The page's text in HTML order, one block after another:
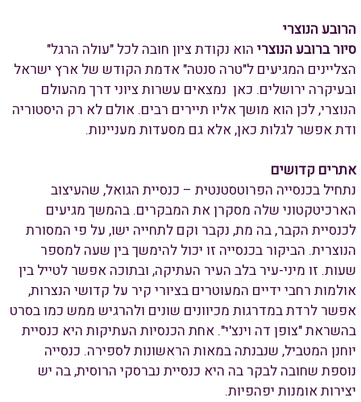
הרובע הנוצרי
סיור ברובע הנוצרי הוא נקודת ציון חובה לכל "עולה הרגל"
הצליינים המגיעים ל"טרה סנטה" אדמת הקודש של ארץ ישראל
ובעיקרה ירושלים. כאן נמצאים עשרות ציוני דרך מהעולם
הנוצרי, לכן הוא מושך אליו תיירים רבים. אולם לא רק היסטוריה
ודת אפשר לגלות כאן, אלא גם מסעדות מעניינות.
אתרים קדושים
נתחיל בכנסייה הפרוטסטנטית – כנסיית הגואל, שהעיצוב
הארכיטקטוני שלה מסקרן את המבקרים. בהמשך מגיעים
לכנסיית הקבר, בה מת, נקבר וקם לתחייה ישו, על פי המסורת
הנוצרית. הביקור בכנסייה זו יכול להימשך בין שעה למספר
שעות. זו מיני-עיר בלב העיר העתיקה, ובתוכה אפשר לטייל בין
אולמות רחבי ידיים המעוטרים בציורי קיר על קדושי הנצרות,
אפשר לרדת במדרגות מכיוונים שונים ולהרגיש ממש כמו בסרט
בהשראת "צופן דה וינצ'י". אחת הכנסיות העתיקות היא כנסיית
יוחנן המטביל, שנבנתה במאות הראשונות לספירה. כנסייה
נוספת שחובה לבקר בה היא כנסיית נברסקי הרוסית, בה יש
יצירות אומנות יפהפיות.